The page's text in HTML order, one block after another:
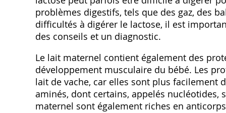
problèmes digestifs, tels que des gaz, des
difficultés à digérer le lactose, il est
des conseils et un diagnostic.
Le lait maternel contient également des
développement musculaire du bébé. Les
lait de vache, car elles sont plus facilement
aminés, dont certains, appelés
maternel sont également riches en